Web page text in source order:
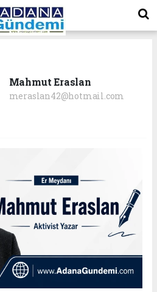
Mahmut Eraslan
meraslan42@hotmail.com